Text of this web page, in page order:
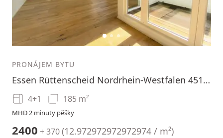
12 3
PRONÁJEM BYTU
Essen Rüttenscheid Nordrhein-Westfalen 45131
4+1 185 m²
MHD 2 minuty pěšky
2400 + 370(12.972972972972974 / m²)